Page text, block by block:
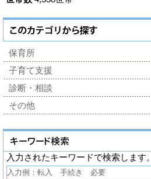
保育所
子育て支援
診断・相談
その他
入力されたキーワードで検索します。